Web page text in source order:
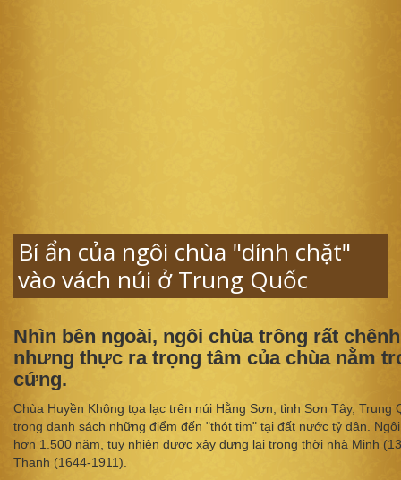
Bí ẩn của ngôi chùa "dính chặt"
vào vách núi ở Trung Quốc
Nhìn bên ngoài, ngôi chùa trông rất
nhưng thực ra trọng tâm của chùa nằm
cứng.
Chùa Huyền Không tọa lạc trên núi Hằng Sơn, tỉnh Sơn Tây, Trung
trong danh sách những điểm đến "thót tim" tại đất nước tỷ dân.
hơn 1.500 năm, tuy nhiên được xây dựng lại trong thời nhà Minh
Thanh (1644-1911).